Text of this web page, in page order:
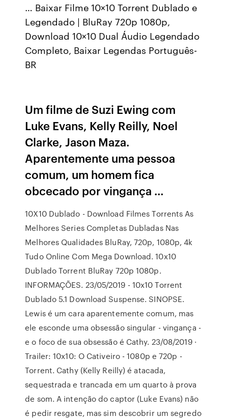
… Baixar Filme 10×10 Torrent Dublado e
Legendado | BluRay 720p 1080p,
Download 10×10 Dual Áudio Legendado
Completo, Baixar Legendas Português-
BR
Um filme de Suzi Ewing com
Luke Evans, Kelly Reilly, Noel
Clarke, Jason Maza.
Aparentemente uma pessoa
comum, um homem fica
obcecado por vingança …
10X10 Dublado - Download Filmes Torrents As
Melhores Series Completas Dubladas Nas
Melhores Qualidades BluRay, 720p, 1080p, 4k
Tudo Online Com Mega Download. 10x10
Dublado Torrent BluRay 720p 1080p.
INFORMAÇÕES. 23/05/2019 - 10x10 Torrent
Dublado 5.1 Download Suspense. SINOPSE.
Lewis é um cara aparentemente comum, mas
ele esconde uma obsessão singular - vingança -
e o foco de sua obsessão é Cathy. 23/08/2019 ·
Trailer: 10x10: O Cativeiro - 1080p e 720p -
Torrent. Cathy (Kelly Reilly) é atacada,
sequestrada e trancada em um quarto à prova
de som. A intenção do captor (Luke Evans) não
é pedir resgate, mas sim descobrir um segredo